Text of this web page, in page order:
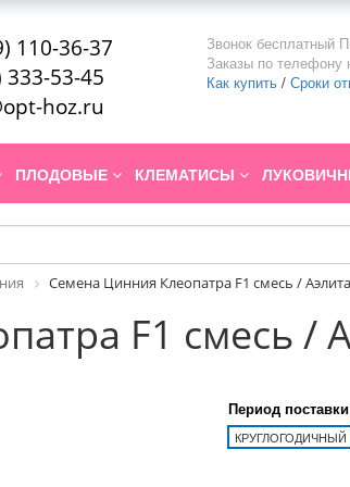
110-36-37
333-53-45
hoz.ru
Звонок бесплатный
Заказы по телефону
Как купить / Сроки
ПЛОДОВЫЕ КЛЕМАТИСЫ
Семена Цинния Клеопатра F1 смесь / Аэлита
F1 смесь /
Период поставки
КРУГЛОГОДИЧНЫЙ